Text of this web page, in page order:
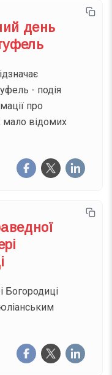
день
- подія
про
відомих
Богородиці